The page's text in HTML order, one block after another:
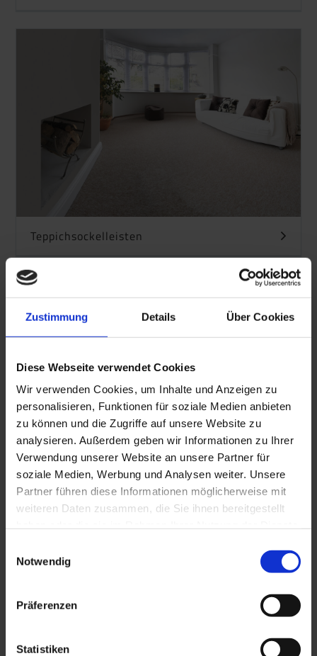
Zustimmung Details Über Cookies
Diese Webseite verwendet Cookies
Wir verwenden Cookies, um Inhalte und Anzeigen zu
personalisieren, Funktionen für soziale Medien anbieten
zu können und die Zugriffe auf unsere Website zu
analysieren. Außerdem geben wir Informationen zu Ihrer
Verwendung unserer Website an unsere Partner für
soziale Medien, Werbung und Analysen weiter. Unsere
Partner führen diese Informationen möglicherweise mit
weiteren Daten zusammen, die Sie ihnen bereitgestellt
Cookies, wenn Sie unsere Webseite weiterhin nutzen.
Notwendig
Präferenzen
Statistiken
Teppichsockelleisten
Hohlkehlsockelleisten